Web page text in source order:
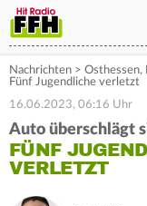
Nachrichten > Osthessen,
Fünf Jugendliche verletzt
16.06.2023, 06:16 Uhr
Auto überschlägt
FÜNF
VERLETZT